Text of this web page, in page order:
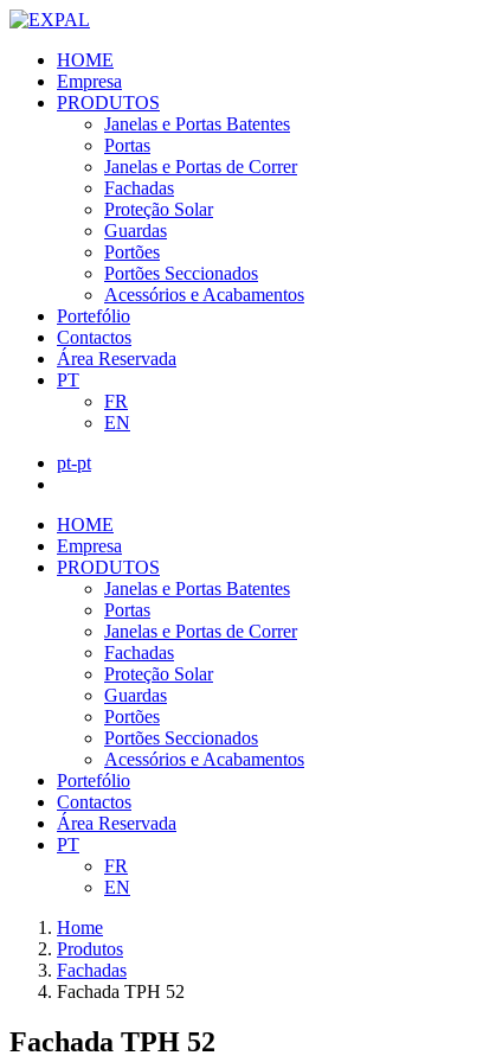
HOME
Empresa
PRODUTOS
Janelas e Portas Batentes
Portas
Janelas e Portas de Correr
Fachadas
Proteção Solar
Guardas
Portões
Portões Seccionados
Acessórios e Acabamentos
Portefólio
Contactos
Área Reservada
PT
FR
EN
pt-pt
HOME
Empresa
PRODUTOS
Janelas e Portas Batentes
Portas
Janelas e Portas de Correr
Fachadas
Proteção Solar
Guardas
Portões
Portões Seccionados
Acessórios e Acabamentos
Portefólio
Contactos
Área Reservada
PT
FR
EN
Home
Produtos
Fachadas
Fachada TPH 52
Fachada TPH 52